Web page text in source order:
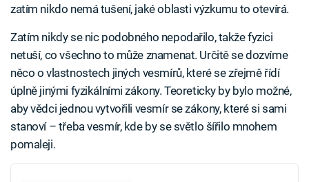
zatím nikdo nemá tušení, jaké oblasti výzkumu to otevírá.
Zatím nikdy se nic podobného nepodařilo, takže fyzici
netuší, co všechno to může znamenat. Určitě se dozvíme
něco o vlastnostech jiných vesmírů, které se zřejmě řídí
úplně jinými fyzikálními zákony. Teoreticky by bylo možné,
aby vědci jednou vytvořili vesmír se zákony, které si sami
stanoví – třeba vesmír, kde by se světlo šířilo mnohem
pomaleji.